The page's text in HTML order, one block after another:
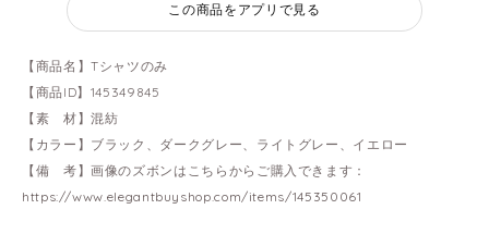
この商品をアプリで見る
【商品名】Tシャツのみ
【商品ID】145349845
【素 材】混紡
【カラー】ブラック、ダークグレー、ライトグレー、イエロー
【備 考】画像のズボンはこちらからご購入できます：
https://www.elegantbuyshop.com/items/145350061